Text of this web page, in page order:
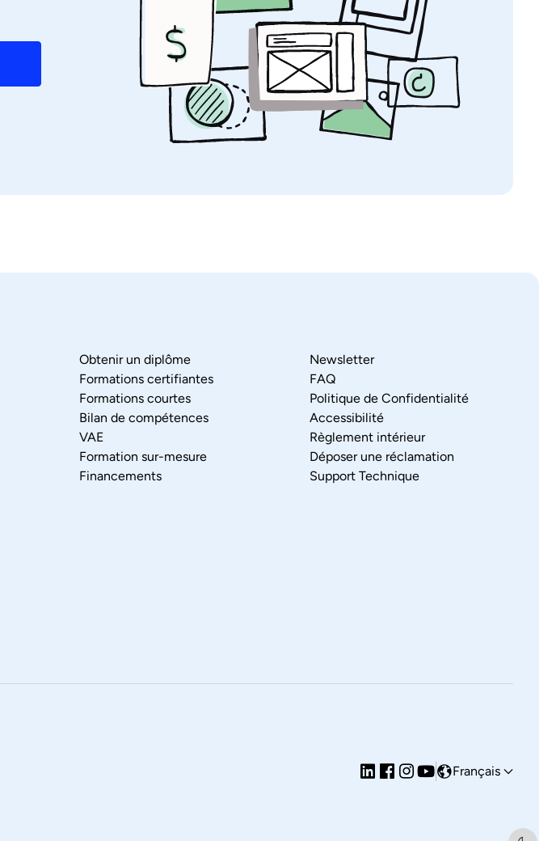
Obtenir un diplôme
Formations certifiantes
Formations courtes
Bilan de compétences
VAE
Formation sur-mesure
Financements
Newsletter
FAQ
Politique de Confidentialité
Accessibilité
Règlement intérieur
Déposer une réclamation
Support Technique
Français